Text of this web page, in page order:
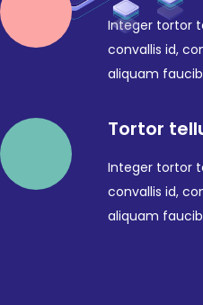
Integer tortor
convallis id,
aliquam
Tortor
Integer tortor
convallis id,
aliquam